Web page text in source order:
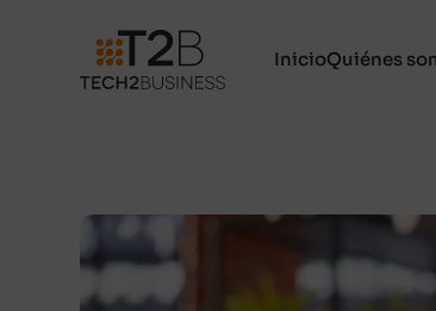
InicioQuiénes